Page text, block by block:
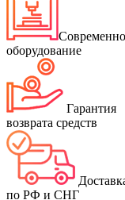
оборудование
Гарантия
возврата средств
по РФ и СНГ